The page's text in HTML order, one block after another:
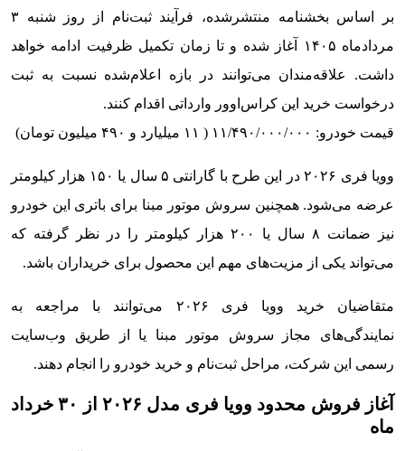
بر اساس بخشنامه منتشرشده، فرآیند ثبت‌نام از روز شنبه ۳
مردادماه ۱۴۰۵ آغاز شده و تا زمان تکمیل ظرفیت ادامه خواهد
داشت. علاقه‌مندان می‌توانند در بازه اعلام‌شده نسبت به ثبت
درخواست خرید این کراس‌اوور وارداتی اقدام کنند.
قیمت خودرو: ۱۱/۴۹۰/۰۰۰/۰۰۰ ( ۱۱ میلیارد و ۴۹۰ میلیون تومان)
وویا فری ۲۰۲۶ در این طرح با گارانتی ۵ سال یا ۱۵۰ هزار کیلومتر
عرضه می‌شود. همچنین سروش موتور مبنا برای باتری این خودرو
نیز ضمانت ۸ سال یا ۲۰۰ هزار کیلومتر را در نظر گرفته که
می‌تواند یکی از مزیت‌های مهم این محصول برای خریداران باشد.
متقاضیان خرید وویا فری ۲۰۲۶ می‌توانند با مراجعه به
نمایندگی‌های مجاز سروش موتور مبنا یا از طریق وب‌سایت
رسمی این شرکت، مراحل ثبت‌نام و خرید خودرو را انجام دهند.
آغاز فروش محدود وویا فری مدل ۲۰۲۶ از ۳۰ خرداد
ماه